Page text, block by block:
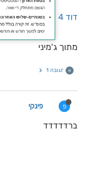
דוד 4
מתוך ג'מיני
א תגובה 1
פ פינקי
ברדדדדד